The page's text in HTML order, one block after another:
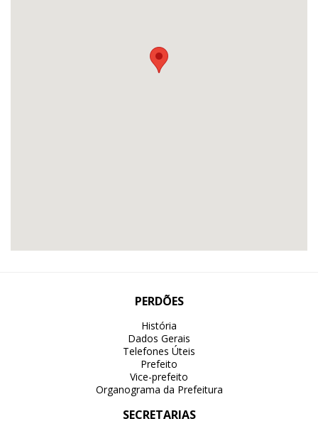
PERDÕES
História
Dados Gerais
Telefones Úteis
Prefeito
Vice-prefeito
Organograma da Prefeitura
SECRETARIAS